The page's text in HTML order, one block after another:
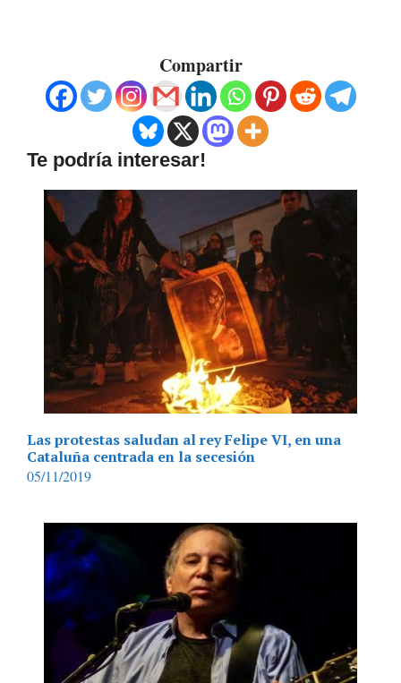
Compartir
Te podría interesar!
Las protestas saludan al rey Felipe VI, en una
Cataluña centrada en la secesión
05/11/2019